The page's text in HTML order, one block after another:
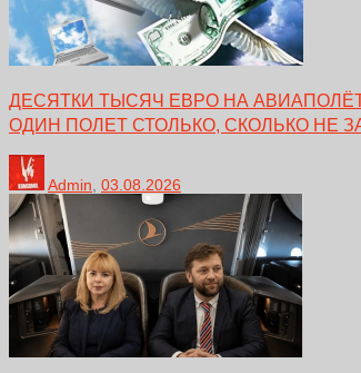
ДЕСЯТКИ ТЫСЯЧ ЕВРО НА
ОДИН ПОЛЕТ СТОЛЬКО, СКОЛЬКО НЕ
Admin, 03.08.2026